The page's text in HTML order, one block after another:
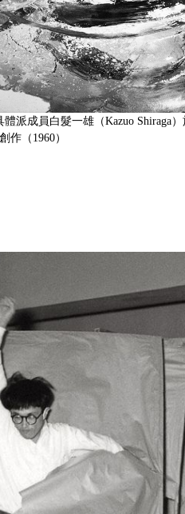
體派成員白髮一雄（Kazuo Shiraga
作（1960）